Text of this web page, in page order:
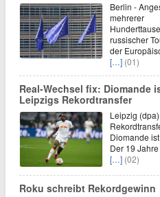
Berlin -
mehrerer
russischer
der
[…] (01)
Real-Wechsel fix: Diomande
Leipzigs Rekordtransfer
Leipzig
Diomande
Der 19
[…] (02)
Roku schreibt Rekordgewinn